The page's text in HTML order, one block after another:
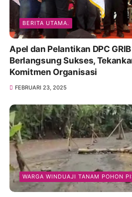
BERITA UTAMA.
Apel dan Pelantikan DPC
Berlangsung Sukses,
Komitmen Organisasi
FEBRUARI 23, 2025
WARGA WINDUAJI TANAM POHON